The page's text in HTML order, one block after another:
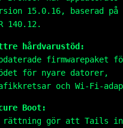
15.0.16, baserad
140.12.
hårdvarustöd:
firmwarepaket
för nyare datorer,
och Wi-Fi-
Boot:
rättning gör att Tails